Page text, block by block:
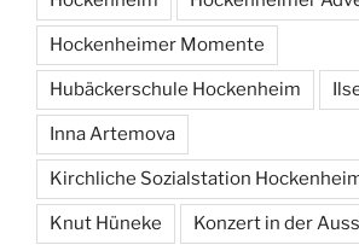
Hockenheimer Momente
Hubäckerschule Hockenheim
Inna Artemova
Kirchliche Sozialstation
Knut Hüneke Konzert in der